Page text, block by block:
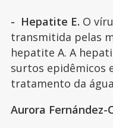
- Hepatite E. O
transmitida pelas
hepatite A. A
surtos epidêmicos
tratamento da
Aurora Fernández-